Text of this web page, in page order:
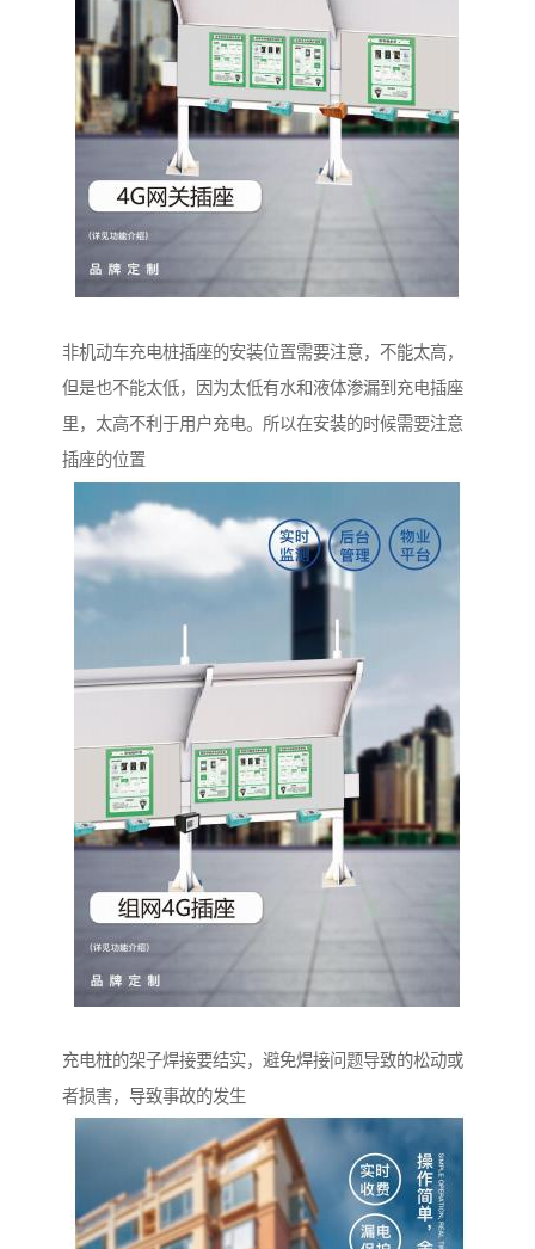
非机动车充电桩插座的安装位置需要注意，不能太高，
但是也不能太低，因为太低有水和液体渗漏到充电插座
里，太高不利于用户充电。所以在安装的时候需要注意
插座的位置
充电桩的架子焊接要结实，避免焊接问题导致的松动或
者损害，导致事故的发生